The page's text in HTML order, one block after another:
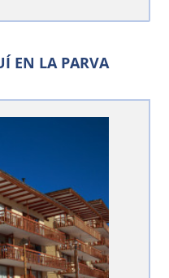
EN LA PARVA